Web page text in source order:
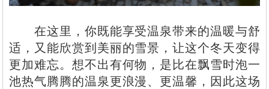
在这里，你既能享受温泉带来的温暖与舒
适，又能欣赏到美丽的雪景，让这个冬天变得
更加难忘。想不出有何物，是比在飘雪时泡一
池热气腾腾的温泉更浪漫、更温馨，因此这场